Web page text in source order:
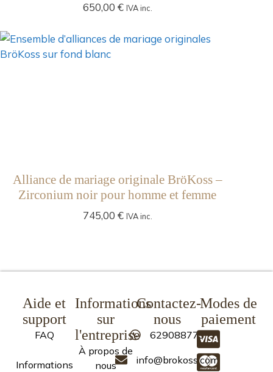
650,00 € IVA inc.
Alliance de mariage originale BröKoss –
Zirconium noir pour homme et femme
745,00 € IVA inc.
Aide et
support
FAQ
Informations
Informations
sur
l'entreprise
À propos de
nous
Contactez-
nous
629088773
info@brokoss.com
Modes de
paiement